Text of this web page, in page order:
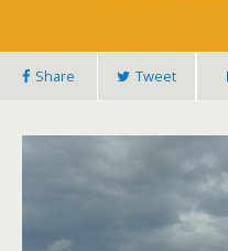
Share Tweet